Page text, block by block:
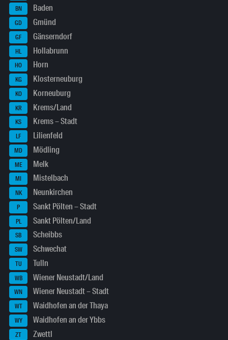
BN Baden
GD Gmünd
GF Gänserndorf
HL Hollabrunn
HO Horn
KG Klosterneuburg
KO Korneuburg
KR Krems/Land
KS Krems – Stadt
LF Lilienfeld
MD Mödling
ME Melk
MI Mistelbach
NK Neunkirchen
P Sankt Pölten – Stadt
PL Sankt Pölten/Land
SB Scheibbs
SW Schwechat
TU Tulln
WB Wiener Neustadt/Land
WN Wiener Neustadt – Stadt
WT Waidhofen an der Thaya
WY Waidhofen an der Ybbs
ZT Zwettl